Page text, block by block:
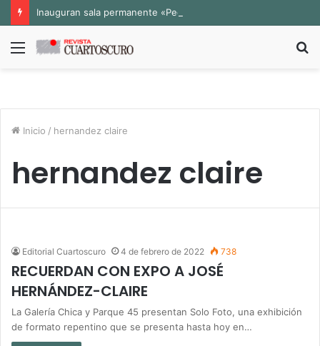
Menú
Inicio / hernandez claire
hernandez claire
Editorial Cuartoscuro 4 de febrero de 2022 738
RECUERDAN CON EXPO A JOSÉ
HERNÁNDEZ-CLAIRE
La Galería Chica y Parque 45 presentan Solo Foto, una exhibición
de formato repentino que se presenta hasta hoy en…